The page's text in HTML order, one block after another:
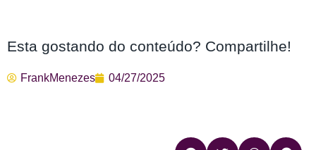
Esta gostando do conteúdo? Compartilhe!
FrankMenezes 04/27/2025